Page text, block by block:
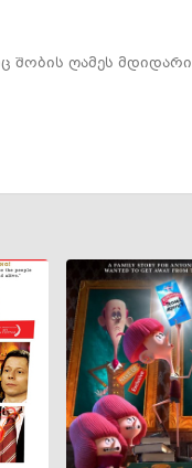
შობის ღამეს მდიდარი